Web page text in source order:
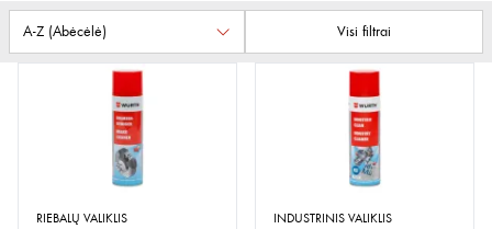
Visi filtrai
RIEBALŲ VALIKLIS
INDUSTRINIS VALIKLIS